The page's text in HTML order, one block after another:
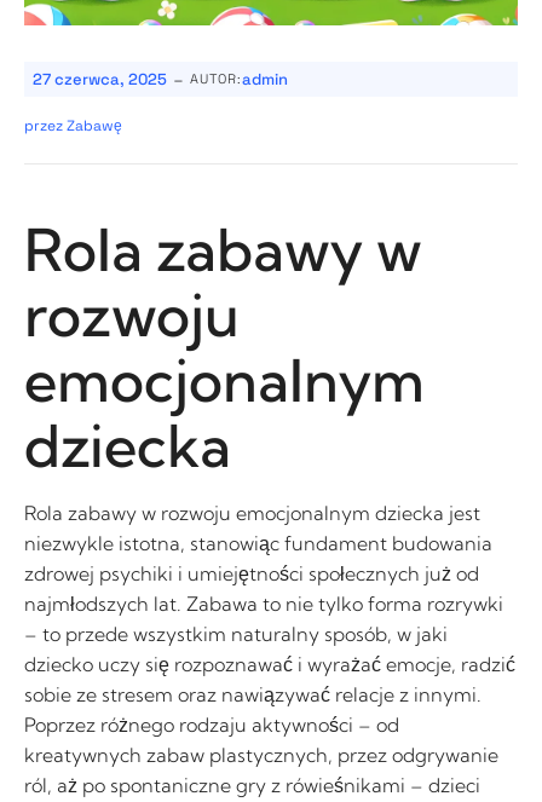
27 czerwca, 2025 - AUTOR:admin
przez Zabawę
Rola zabawy w
rozwoju
emocjonalnym
dziecka
Rola zabawy w rozwoju emocjonalnym dziecka jest
niezwykle istotna, stanowiąc fundament budowania
zdrowej psychiki i umiejętności społecznych już od
najmłodszych lat. Zabawa to nie tylko forma rozrywki
– to przede wszystkim naturalny sposób, w jaki
dziecko uczy się rozpoznawać i wyrażać emocje, radzić
sobie ze stresem oraz nawiązywać relacje z innymi.
Poprzez różnego rodzaju aktywności – od
kreatywnych zabaw plastycznych, przez odgrywanie
ról, aż po spontaniczne gry z rówieśnikami – dzieci